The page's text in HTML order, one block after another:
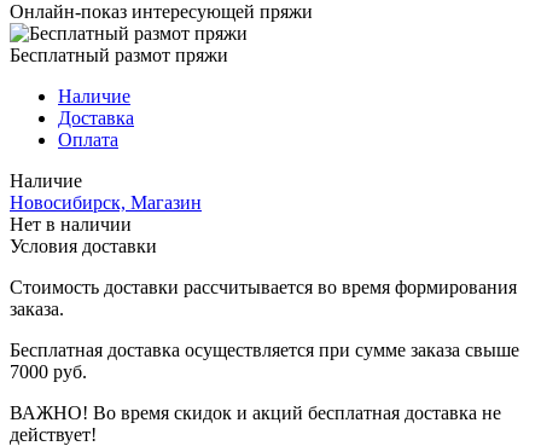
Онлайн-показ интересующей пряжи
Бесплатный размот пряжи
Наличие
Доставка
Оплата
Наличие
Новосибирск, Магазин
Нет в наличии
Условия доставки
Стоимость доставки рассчитывается во время формирования
заказа.
Бесплатная доставка осуществляется при сумме заказа свыше
7000 руб.
ВАЖНО! Во время скидок и акций бесплатная доставка не
действует!